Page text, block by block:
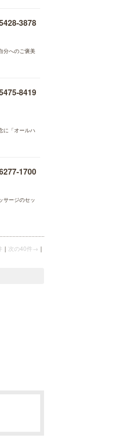
3878
分へのご褒美
8419
に「オールハ
1700
サージのセッ
｜ 次の40件→ ｜